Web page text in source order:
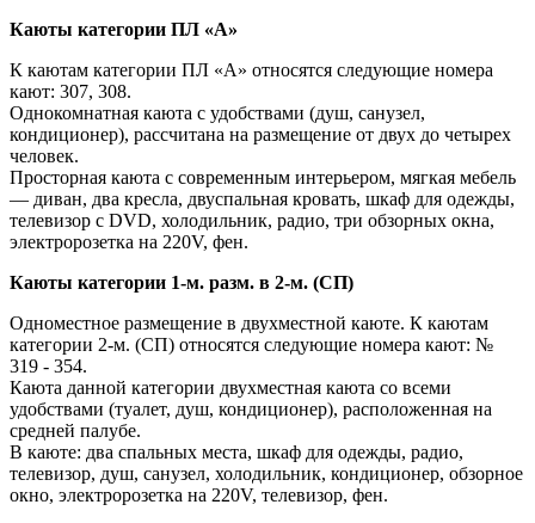
Каюты категории ПЛ «А»
К каютам категории ПЛ «А» относятся следующие номера
кают: 307, 308.
Однокомнатная каюта с удобствами (душ, санузел,
кондиционер), рассчитана на размещение от двух до четырех
человек.
Просторная каюта с современным интерьером, мягкая мебель
— диван, два кресла, двуспальная кровать, шкаф для одежды,
телевизор c DVD, холодильник, радио, три обзорных окна,
электророзетка на 220V, фен.
Каюты категории 1-м. разм. в 2-м. (СП)
Одноместное размещение в двухместной каюте. К каютам
категории 2-м. (СП) относятся следующие номера кают: №
319 - 354.
Каюта данной категории двухместная каюта со всеми
удобствами (туалет, душ, кондиционер), расположенная на
средней палубе.
В каюте: два спальных места, шкаф для одежды, радио,
телевизор, душ, санузел, холодильник, кондиционер, обзорное
окно, электророзетка на 220V, телевизор, фен.